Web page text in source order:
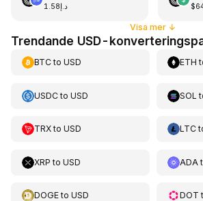
د.إ1.58
Visa mer ↓
Trendande USD-
BTCto USD ETH
USDCto USD SOL
TRXto USD LTC
XRP to USD ADA
DOGEto USD DOT